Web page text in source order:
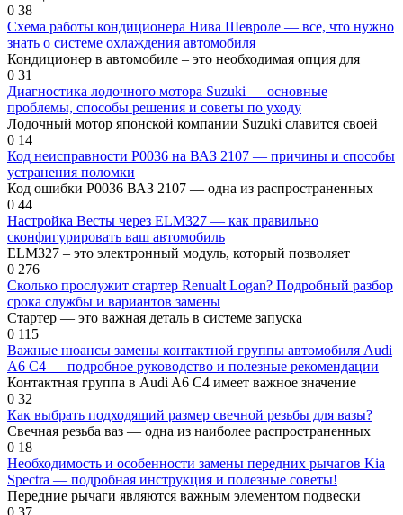
0 38
Схема работы кондиционера Нива Шевроле — все, что нужно
знать о системе охлаждения автомобиля
Кондиционер в автомобиле – это необходимая опция для
0 31
Диагностика лодочного мотора Suzuki — основные
проблемы, способы решения и советы по уходу
Лодочный мотор японской компании Suzuki славится своей
0 14
Код неисправности Р0036 на ВАЗ 2107 — причины и способы
устранения поломки
Код ошибки Р0036 ВАЗ 2107 — одна из распространенных
0 44
Настройка Весты через ELM327 — как правильно
сконфигурировать ваш автомобиль
ELM327 – это электронный модуль, который позволяет
0 276
Сколько прослужит стартер Renualt Logan? Подробный разбор
срока службы и вариантов замены
Стартер — это важная деталь в системе запуска
0 115
Важные нюансы замены контактной группы автомобиля Audi
A6 C4 — подробное руководство и полезные рекомендации
Контактная группа в Audi A6 C4 имеет важное значение
0 32
Как выбрать подходящий размер свечной резьбы для вазы?
Свечная резьба ваз — одна из наиболее распространенных
0 18
Необходимость и особенности замены передних рычагов Kia
Spectra — подробная инструкция и полезные советы!
Передние рычаги являются важным элементом подвески
0 37